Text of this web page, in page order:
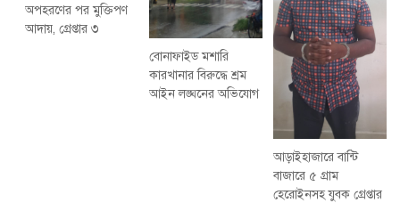
অপহরণের পর মুক্তিপণ
আদায়, গ্রেপ্তার ৩
বোনাফাইড মশারি
কারখানার বিরুদ্ধে শ্রম
আইন লঙ্ঘনের অভিযোগ
আড়াইহাজারে বান্টি
বাজারে ৫ গ্রাম
হেরোইনসহ যুবক গ্রেপ্তার